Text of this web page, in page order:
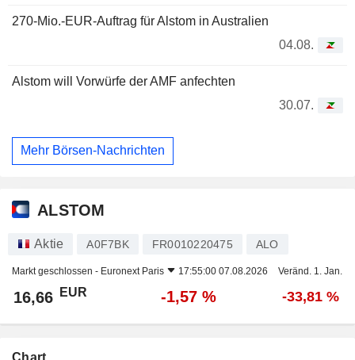
270-Mio.-EUR-Auftrag für Alstom in Australien
04.08.
Alstom will Vorwürfe der AMF anfechten
30.07.
Mehr Börsen-Nachrichten
ALSTOM
Aktie A0F7BK FR0010220475 ALO
Markt geschlossen - Euronext Paris 17:55:00 07.08.2026 Veränd. 1. Jan.
16,66 EUR -1,57 % -33,81 %
Chart